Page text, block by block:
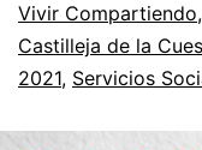
Vivir Compartiendo,
Castilleja de la
2021, Servicios